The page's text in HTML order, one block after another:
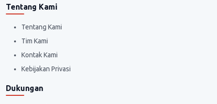
Tentang Kami
Tentang Kami
Tim Kami
Kontak Kami
Kebijakan Privasi
Dukungan